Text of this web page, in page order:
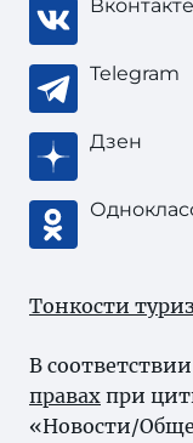
Вконтакте
Telegram
Дзен
Тонкости
В
правах при
«Новости/